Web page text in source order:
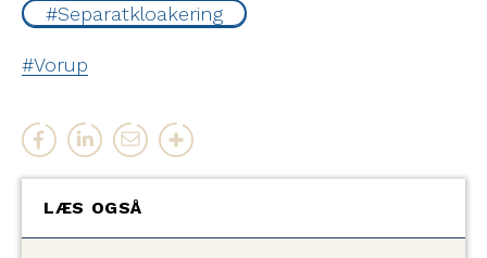
Separatkloakering
Vorup
LÆS OGSÅ